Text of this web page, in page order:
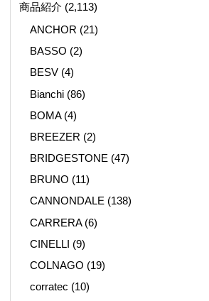
商品紹介 (2,113)
ANCHOR (21)
BASSO (2)
BESV (4)
Bianchi (86)
BOMA(4)
BREEZER (2)
BRIDGESTONE (47)
BRUNO (11)
CANNONDALE (138)
CARRERA(6)
CINELLI (9)
COLNAGO (19)
corratec (10)